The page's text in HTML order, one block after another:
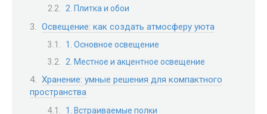
2. Плитка и обои
Освещение: как создать атмосферу уюта
1. Основное освещение
2. Местное и акцентное освещение
Хранение: умные решения для компактного
пространства
1. Встраиваемые полки